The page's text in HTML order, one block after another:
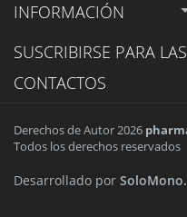
INFORMACIÓN
SUSCRIBIRSE PARA
CONTACTOS
Derechos de Autor 2026
Todos los derechos reservados
Desarrollado por